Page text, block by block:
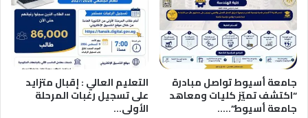
جامعة أسيوط تواصل مبادرة
“اكتشف تميّز كليات ومعاهد
جامعة أسيوط”..…
التعليم العالي : إقبال متزايد
على تسجيل رغبات المرحلة
الأولى…